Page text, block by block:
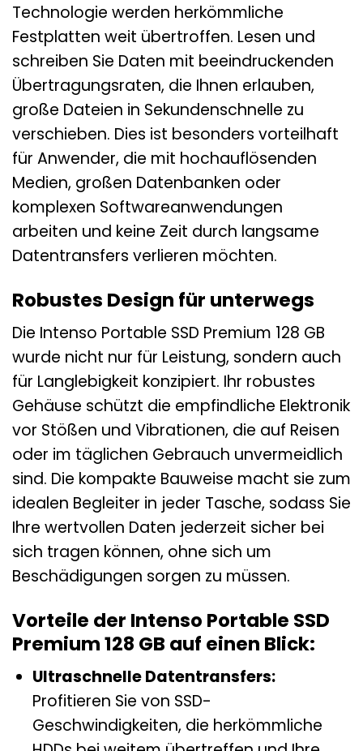
Technologie werden herkömmliche
Festplatten weit übertroffen. Lesen und
schreiben Sie Daten mit beeindruckenden
Übertragungsraten, die Ihnen erlauben,
große Dateien in Sekundenschnelle zu
verschieben. Dies ist besonders vorteilhaft
für Anwender, die mit hochauflösenden
Medien, großen Datenbanken oder
komplexen Softwareanwendungen
arbeiten und keine Zeit durch langsame
Datentransfers verlieren möchten.
Robustes Design für unterwegs
Die Intenso Portable SSD Premium 128 GB
wurde nicht nur für Leistung, sondern auch
für Langlebigkeit konzipiert. Ihr robustes
Gehäuse schützt die empfindliche Elektronik
vor Stößen und Vibrationen, die auf Reisen
oder im täglichen Gebrauch unvermeidlich
sind. Die kompakte Bauweise macht sie zum
idealen Begleiter in jeder Tasche, sodass Sie
Ihre wertvollen Daten jederzeit sicher bei
sich tragen können, ohne sich um
Beschädigungen sorgen zu müssen.
Vorteile der Intenso Portable SSD
Premium 128 GB auf einen Blick:
Ultraschnelle Datentransfers:
Profitieren Sie von SSD-
Geschwindigkeiten, die herkömmliche